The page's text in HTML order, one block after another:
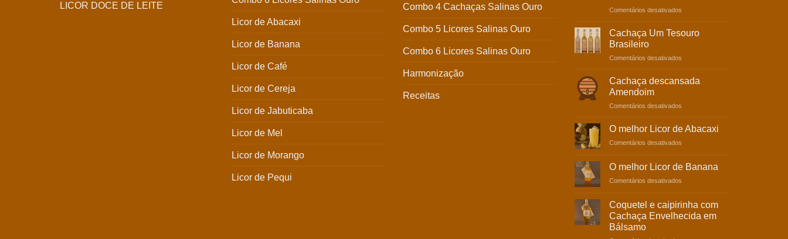
LICOR DOCE DE LEITE
Licor de Abacaxi
Licor de Banana
Licor de Café
Licor de Cereja
Licor de Jabuticaba
Licor de Mel
Licor de Morango
Licor de Pequi
Combo 4 Cachaças Salinas Ouro
Combo 5 Licores Salinas Ouro
Combo 6 Licores Salinas Ouro
Harmonização
Receitas
Comentários desativados
Cachaça Um Tesouro
Brasileiro
Comentários desativados
Cachaça descansada
Amendoim
Comentários desativados
O melhor Licor de Abacaxi
Comentários desativados
O melhor Licor de Banana
Comentários desativados
Coquetel e caipirinha com
Cachaça Envelhecida em
Bálsamo